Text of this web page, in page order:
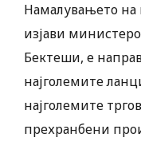
Намалувањето
изјави
Бектеши, е
најголемите
најголемите
прехранбени